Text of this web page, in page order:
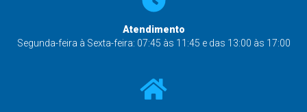
Atendimento
Segunda-feira à Sexta-feira: 07:45 às 11:45 e das 13:00 às 17:00